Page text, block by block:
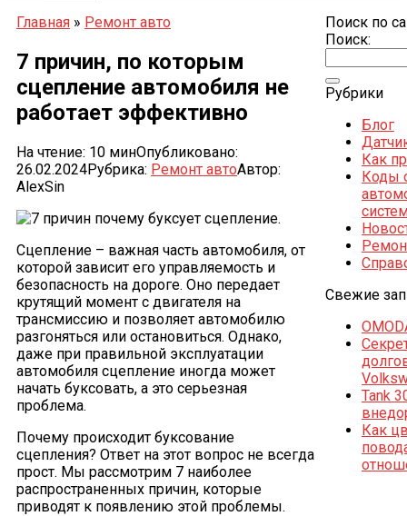
Главная » Ремонт авто
7 причин, по которым
сцепление автомобиля не
работает эффективно
На чтение: 10 минОпубликовано:
26.02.2024Рубрика: Ремонт автоАвтор:
AlexSin
Сцепление – важная часть автомобиля, от
которой зависит его управляемость и
безопасность на дороге. Оно передает
крутящий момент с двигателя на
трансмиссию и позволяет автомобилю
разгоняться или остановиться. Однако,
даже при правильной эксплуатации
автомобиля сцепление иногда может
начать буксовать, а это серьезная
проблема.
Почему происходит буксование
сцепления? Ответ на этот вопрос не всегда
прост. Мы рассмотрим 7 наиболее
распространенных причин, которые
приводят к появлению этой проблемы.
Поиск по
Поиск:
Рубрики
Блог
Как
Коды
Свежие
Tank
Как